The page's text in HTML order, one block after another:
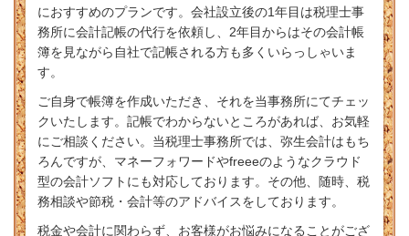
におすすめのプランです。会社設立後の1年目は税理士事
務所に会計記帳の代行を依頼し、2年目からはその会計帳
簿を見ながら自社で記帳される方も多くいらっしゃいま
す。
ご自身で帳簿を作成いただき、それを当事務所にてチェッ
クいたします。記帳でわからないところがあれば、お気軽
にご相談ください。当税理士事務所では、弥生会計はもち
ろんですが、マネーフォワードやfreeeのようなクラウド
型の会計ソフトにも対応しております。その他、随時、税
務相談や節税・会計等のアドバイスをしております。
税金や会計に関わらず、お客様がお悩みになることがござ